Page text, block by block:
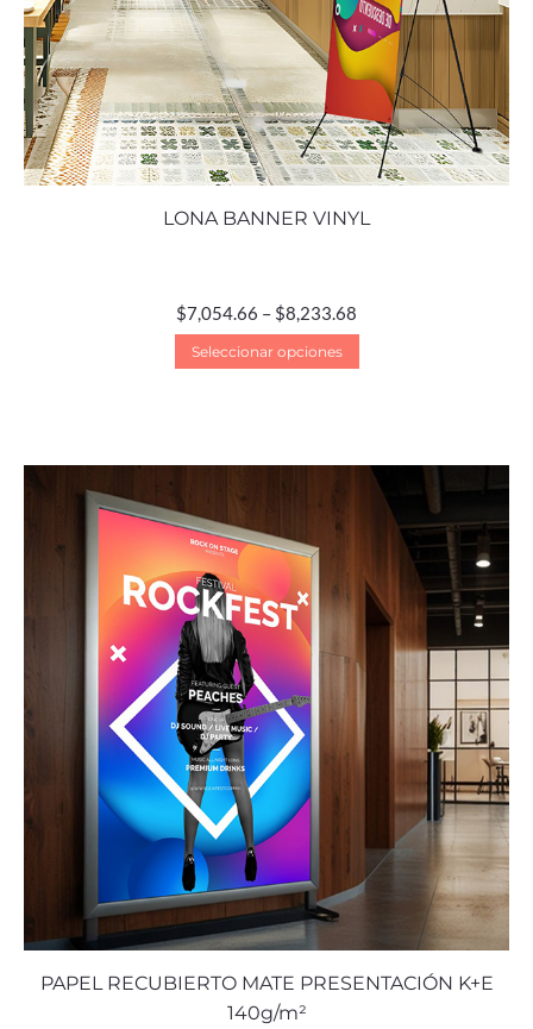
LONA BANNER VINYL
$7,054.66 – $8,233.68
Seleccionar opciones
PAPEL RECUBIERTO MATE PRESENTACIÓN K+E
140g/m²